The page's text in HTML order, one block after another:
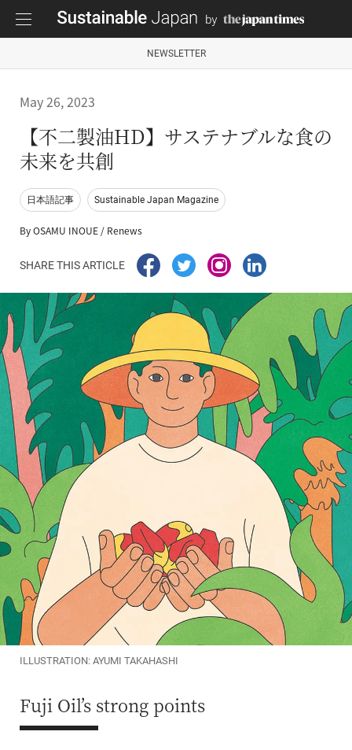
NEWSLETTER
May 26, 2023
【不二製油HD】サステナブルな食の
未来を共創
日本語記事 Sustainable Japan Magazine
By OSAMU INOUE / Renews
SHARE THIS ARTICLE
ILLUSTRATION: AYUMI TAKAHASHI
Fuji Oil’s strong points